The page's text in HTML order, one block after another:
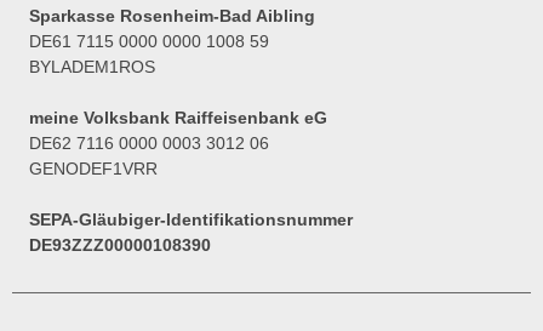
Sparkasse Rosenheim-Bad Aibling
DE61 7115 0000 0000 1008 59
BYLADEM1ROS
meine Volksbank Raiffeisenbank eG
DE62 7116 0000 0003 3012 06
GENODEF1VRR
SEPA-Gläubiger-Identifikationsnummer
DE93ZZZ00000108390